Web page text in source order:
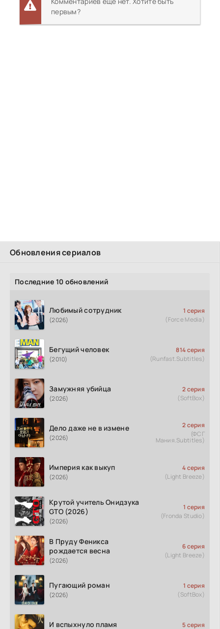
Обновления сериалов
Последние 10 обновлений
Любимый сотрудник
(2026)
1 серия
(Force Media)
Бегущий человек
(2010)
814 серия
(Runfast.Subtitles)
Замужняя убийца
(2026)
2 серия
(SoftBox)
Дело даже не в измене
(2026)
2 серия
(ФСГ
Мания.Subtitles)
Империя как выкуп
(2026)
4 серия
(Light Breeze)
Крутой учитель Онидзука
GTO (2026)
(2026)
1 серия
(Fronda Studio)
В Пруду Феникса
рождается весна
(2026)
6 серия
(Light Breeze)
Пугающий роман
(2026)
1 серия
(SoftBox)
И вспыхнуло пламя
5 серия
первым?